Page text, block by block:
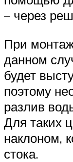
– через
При
данном
будет
поэтому
разлив
Для таких
наклоном,
стока.